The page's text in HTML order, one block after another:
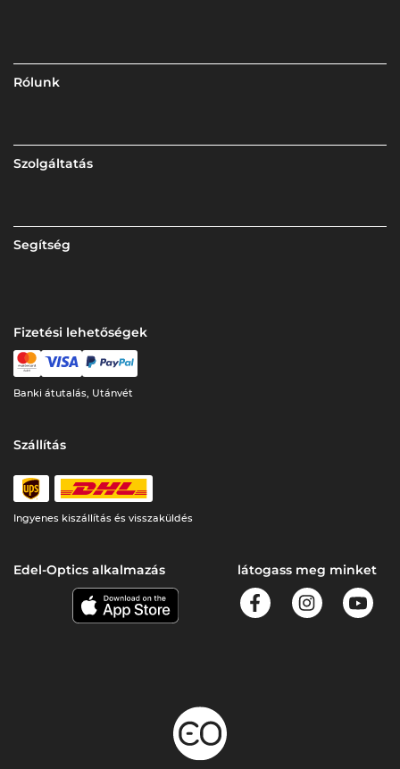
Rólunk
Szolgáltatás
Segítség
Fizetési lehetőségek
Banki átutalás, Utánvét
Szállítás
Ingyenes kiszállítás és visszaküldés
Edel-Optics alkalmazás látogass meg minket